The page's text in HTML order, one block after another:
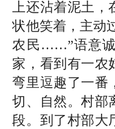
上还沾着泥土，
状他笑着，主动
农民……”语意诚
家，看到有一农
弯里逗趣了一番
切、自然。村部
段。到了村部大